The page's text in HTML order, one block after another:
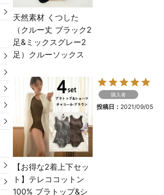
天然素材 くつした
（クルー丈 ブラック2
足&ミックスグレー2
足）クルーソックス
【お得な2着上下セッ
ト】テレココットン
100% ブラトップ&シ
購入者
投稿日 2021/09/05